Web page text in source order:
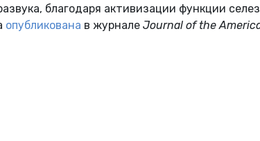
благодаря активизации функции
опубликована в журнале Journal of the